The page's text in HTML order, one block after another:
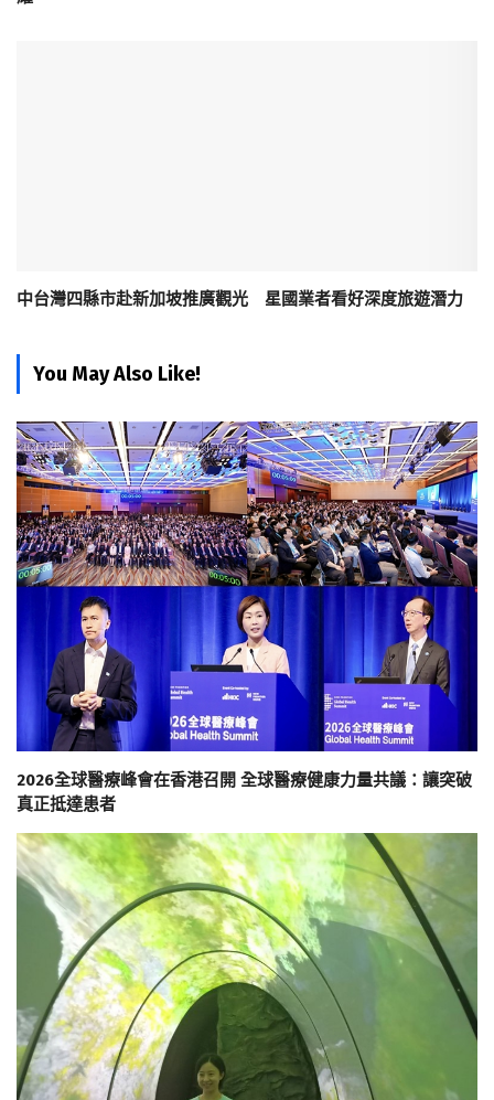
中台灣四縣市赴新加坡推廣觀光 星國業者看好深度旅遊潛力
You May Also Like!
2026全球醫療峰會在香港召開 全球醫療健康力量共議：讓突破
真正抵達患者